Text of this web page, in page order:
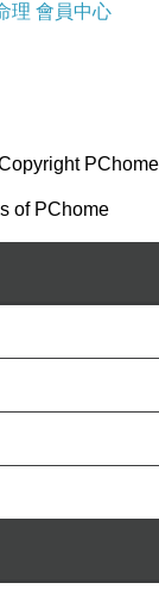
理 會員中心
PChome
of PChome